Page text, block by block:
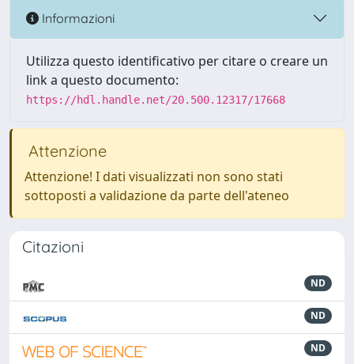
Informazioni
Utilizza questo identificativo per citare o creare un
link a questo documento:
https://hdl.handle.net/20.500.12317/17668
Attenzione
Attenzione! I dati visualizzati non sono stati
sottoposti a validazione da parte dell'ateneo
Citazioni
ND
ND
ND